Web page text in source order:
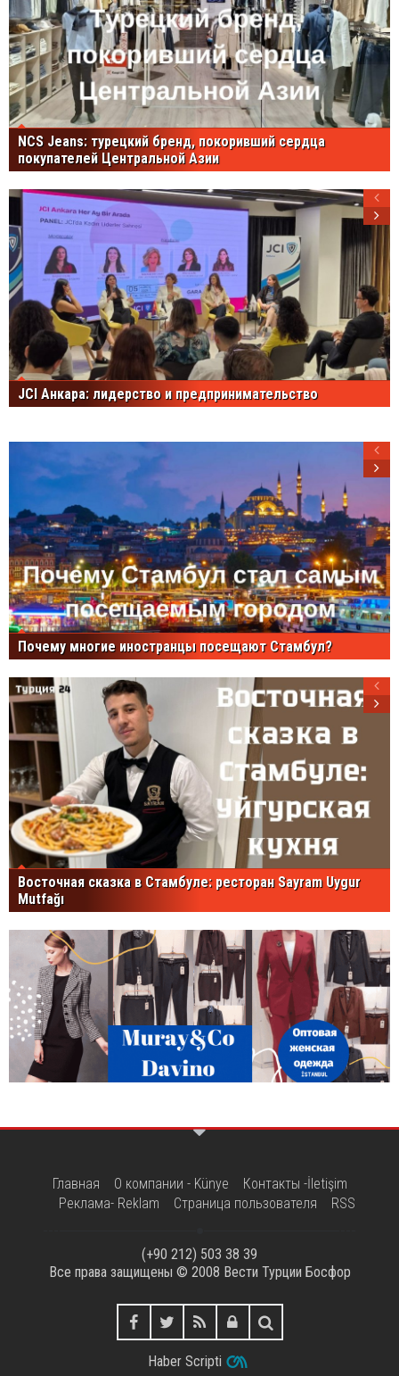
NCS Jeans: турецкий бренд, покоривший сердца
покупателей Центральной Азии
JCI Анкара: лидерство и предпринимательство
Почему многие иностранцы посещают Стамбул?
Восточная сказка в Стамбуле: ресторан Sayram Uygur
Mutfağı
Главная О компании - Künye
Контакты -İletişim
Реклама- Reklam
Страница пользователя RSS
(+90 212) 503 38 39
Все права защищены © 2008 Вести Турции Босфор
Haber Scripti